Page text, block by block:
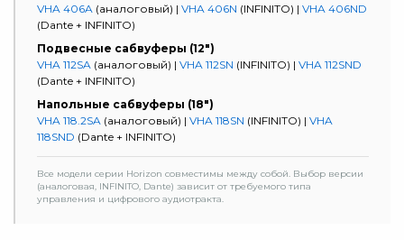
VHA 406A (аналоговый) | VHA 406N (INFINITO) | VHA 406ND
(Dante + INFINITO)
Подвесные сабвуферы (12")
VHA 112SA (аналоговый) | VHA 112SN (INFINITO) | VHA 112SND
(Dante + INFINITO)
Напольные сабвуферы (18")
VHA 118.2SA (аналоговый) | VHA 118SN (INFINITO) | VHA
118SND (Dante + INFINITO)
Все модели серии Horizon совместимы между собой. Выбор версии
(аналоговая, INFINITO, Dante) зависит от требуемого типа
управления и цифрового аудиотракта.